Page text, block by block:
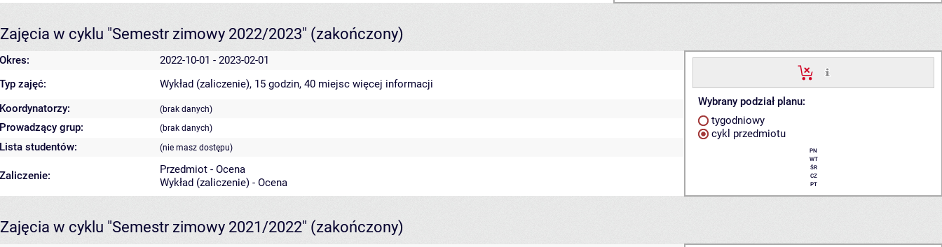
Zajęcia w cyklu "Semestr zimowy 2022/2023" (zakończony)
Okres: 2022-10-01 - 2023-02-01
Wybrany podział planu:
tygodniowy
cykl przedmiotu
PN
WT
ŚR
CZ
PT
Typ zajęć: Wykład (zaliczenie), 15 godzin, 40 miejsc więcej informacji
Koordynatorzy:
(brak danych)
Prowadzący grup: (brak danych)
Lista studentów: (nie masz dostępu)
Zaliczenie:
Przedmiot - Ocena
Wykład (zaliczenie) - Ocena
Zajęcia w cyklu "Semestr zimowy 2021/2022" (zakończony)